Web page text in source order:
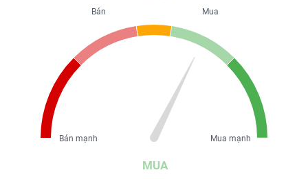
MUA
Mua
Mua mạnh
Bán
Bán mạnh
TIÊU
DÙNG
THIẾT